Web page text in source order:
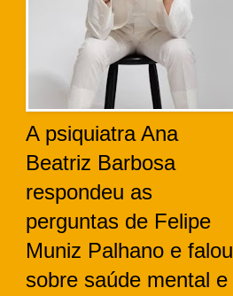
A psiquiatra Ana
Beatriz Barbosa
respondeu as
perguntas de Felipe
Muniz Palhano e falou
sobre saúde mental e